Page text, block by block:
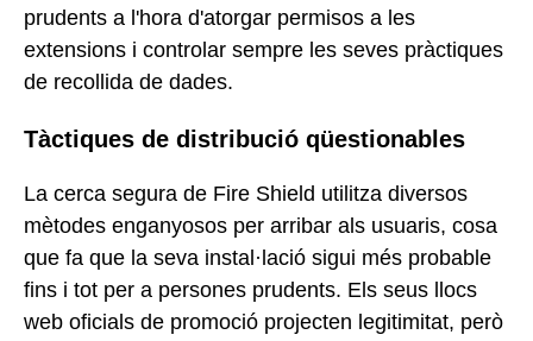
prudents a l'hora d'atorgar permisos a les
extensions i controlar sempre les seves pràctiques
de recollida de dades.
Tàctiques de distribució qüestionables
La cerca segura de Fire Shield utilitza diversos
mètodes enganyosos per arribar als usuaris, cosa
que fa que la seva instal·lació sigui més probable
fins i tot per a persones prudents. Els seus llocs
web oficials de promoció projecten legitimitat, però